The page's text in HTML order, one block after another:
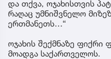
და თქვა, ოჯახისთვის
რაღაც უმნიშვნელო
ერთმანეთს…“
ოჯახის შექმნაზე ფიქრი
მოადგა საქართველოს.